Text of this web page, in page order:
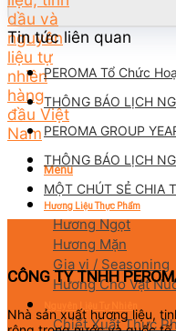
Menu
Hương Liệu Thực Phẩm
Hương Ngọt
Hương Mặn
Gia vị / Seasoning
Hương Cho Vật
Chiết Xuất Thực
Tin tức liên quan
PEROMA Tổ Chức
THÔNG BÁO LỊCH
PEROMA GROUP
THÔNG BÁO LỊCH
MỘT CHÚT SẺ CHIA
CÔNG TY TNHH
Nhà sản xuất hương liệu,